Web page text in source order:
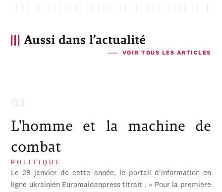
Aussi dans l’actualité
VOIR TOUS LES ARTICLES
L'homme et la machine de
combat
POLITIQUE
Le 28 janvier de cette année, le portail d'information en
ligne ukrainien Euromaidanpress titrait : « Pour la première